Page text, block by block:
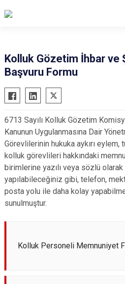
Kolluk Gözetim İhbar ve
Başvuru Formu
6713 Sayılı Kolluk Gözetim
Kanunun Uygulanmasına Dair
Görevlilerinin hukuka aykırı eylem,
kolluk görevlileri hakkındaki
birimlerine yazılı veya sözlü olarak
yapılabileceğiniz gibi, telefon,
posta yolu ile daha kolay
sunulmuştur.
Kolluk Personeli Memnuniyet